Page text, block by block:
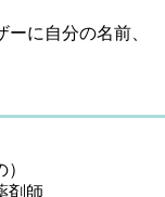
に自分の名前、
剤師